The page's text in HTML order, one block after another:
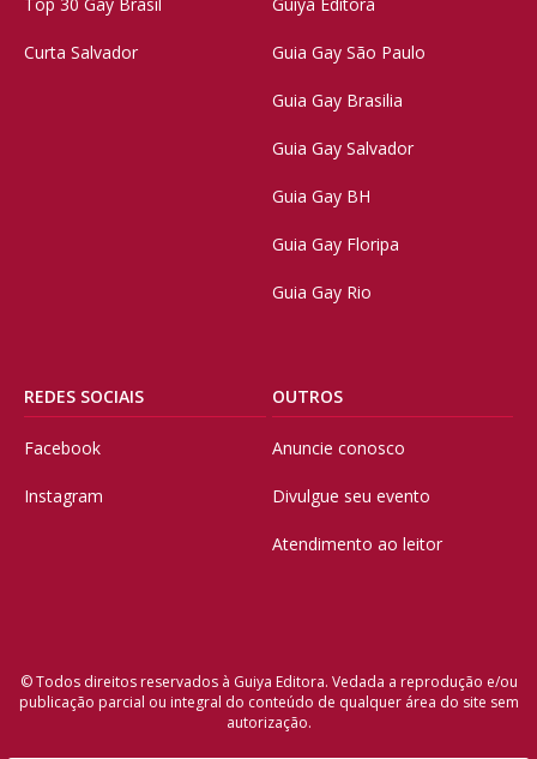
Curta Salvador Guia Gay São Paulo
Guia Gay Brasilia
Guia Gay Salvador
Guia Gay BH
Guia Gay Floripa
Guia Gay Rio
REDES SOCIAIS
Facebook
Instagram
OUTROS
Anuncie conosco
Divulgue seu evento
Atendimento ao leitor
© Todos direitos reservados à Guiya Editora. Vedada a reprodução e/ou
publicação parcial ou integral do conteúdo de qualquer área do site sem
autorização.